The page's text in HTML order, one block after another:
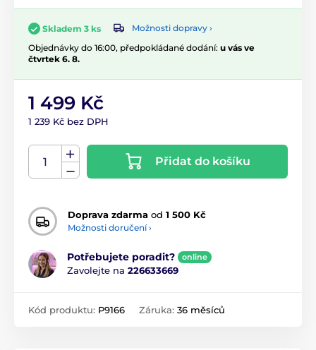
Skladem 3 ks
Možnosti dopravy ›
Objednávky do 16:00, předpokládané dodání: u vás ve
čtvrtek 6. 8.
1 499 Kč
1 239 Kč bez DPH
Přidat do košíku
Doprava zdarma od 1 500 Kč
Možnosti doručení ›
Potřebujete poradit? online
Zavolejte na 226633669
Kód produktu: P9166 Záruka: 36 měsíců